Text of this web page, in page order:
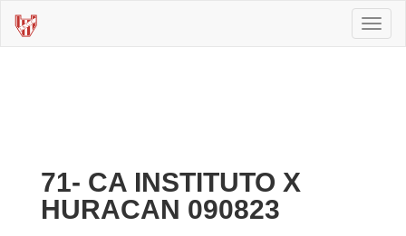
71- CA INSTITUTO X
HURACAN 090823